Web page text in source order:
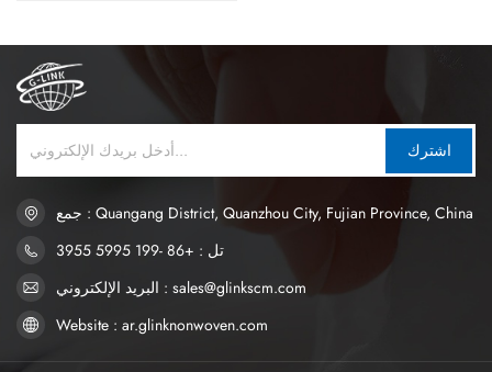
اشترك
جمع : Quangang District, Quanzhou City, Fujian Province, China
تل : +86 -199 5995 3955
البريد الإلكتروني : sales@glinkscm.com
Website : ar.glinknonwoven.com